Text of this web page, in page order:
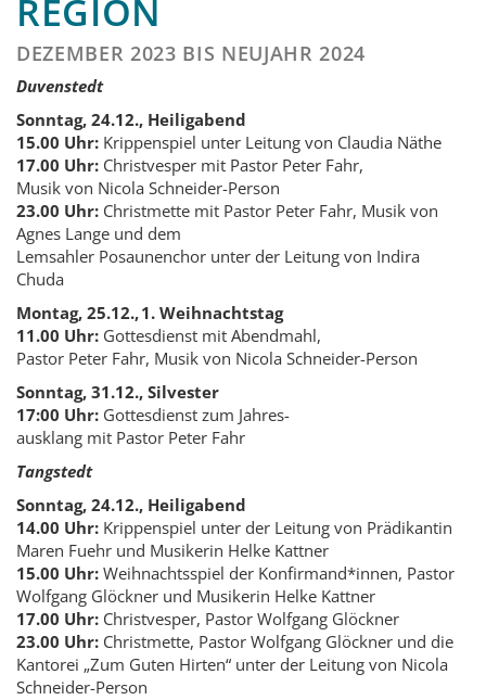
REGION
DEZEMBER 2023 BIS NEUJAHR 2024
Duvenstedt
Sonntag, 24.12., Heiligabend
15.00 Uhr: Krippenspiel unter Leitung von Claudia Näthe
17.00 Uhr: Christvesper mit Pastor Peter Fahr,
Musik von Nicola Schneider-Person
23.00 Uhr: Christmette mit Pastor Peter Fahr, Musik von
Agnes Lange und dem
Lemsahler Posaunenchor unter der Leitung von Indira
Chuda
Montag, 25.12., 1. Weihnachtstag
11.00 Uhr: Gottesdienst mit Abendmahl,
Pastor Peter Fahr, Musik von Nicola Schneider-Person
Sonntag, 31.12., Silvester
17:00 Uhr: Gottesdienst zum Jahres-
ausklang mit Pastor Peter Fahr
Tangstedt
Sonntag, 24.12., Heiligabend
14.00 Uhr: Krippenspiel unter der Leitung von Prädikantin
Maren Fuehr und Musikerin Helke Kattner
15.00 Uhr: Weihnachtsspiel der Konfirmand*innen, Pastor
Wolfgang Glöckner und Musikerin Helke Kattner
17.00 Uhr: Christvesper, Pastor Wolfgang Glöckner
23.00 Uhr: Christmette, Pastor Wolfgang Glöckner und die
Kantorei „Zum Guten Hirten“ unter der Leitung von Nicola
Schneider-Person